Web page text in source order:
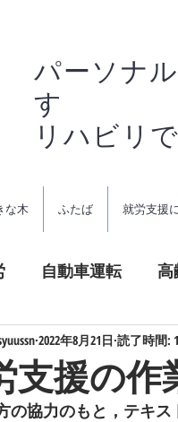
パーソナ
す
リハビリ
な木 ふたば 就労支援
自動車運転 高
害
支援の作
2022年8月21日 読了時間:
の協力のもと，テキス